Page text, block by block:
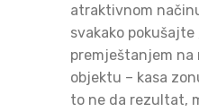
atraktivnom
svakako
premještanjem
objektu – kasa
to ne da rezultat,